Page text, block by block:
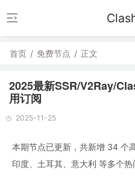
首页 / 免费节点 / 正文
2025最新SSR/V2Ray/
用订阅
2025-11-25
本期节点已更新，共新增 34 个
印度、土耳其、意大利 等多个